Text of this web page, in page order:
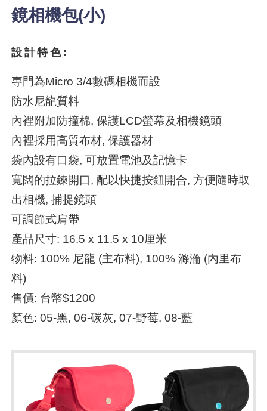
鏡相機包(小)
設計特色:
專門為Micro 3/4數碼相機而設
防水尼龍質料
內裡附加防撞棉, 保護LCD螢幕及相機鏡頭
內裡採用高質布材, 保護器材
袋內設有口袋, 可放置電池及記憶卡
寬闊的拉鍊開口, 配以快捷按鈕開合, 方便隨時取
出相機, 捕捉鏡頭
可調節式肩帶
產品尺寸: 16.5 x 11.5 x 10厘米
物料: 100% 尼龍 (主布料), 100% 滌溣 (內里布
料)
售價: 台幣$1200
顏色: 05-黑, 06-碳灰, 07-野莓, 08-藍